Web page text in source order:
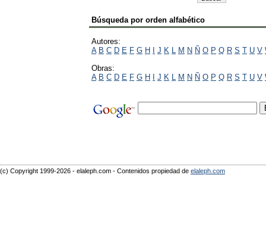
Búsqueda por orden alfabético
Autores:
A B C D E F G H I J K L M N Ñ O P Q R S T U V
Obras:
A B C D E F G H I J K L M N Ñ O P Q R S T U V
(c) Copyright 1999-2026 - elaleph.com - Contenidos propiedad de elaleph.com